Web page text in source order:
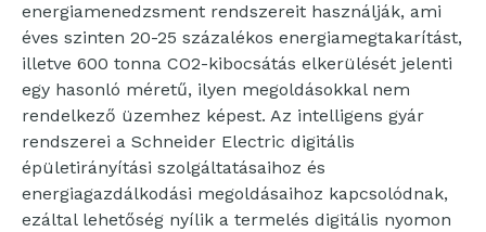
energiamenedzsment rendszereit használják, ami
éves szinten 20-25 százalékos energiamegtakarítást,
illetve 600 tonna CO2-kibocsátás elkerülését jelenti
egy hasonló méretű, ilyen megoldásokkal nem
rendelkező üzemhez képest. Az intelligens gyár
rendszerei a Schneider Electric digitális
épületirányítási szolgáltatásaihoz és
energiagazdálkodási megoldásaihoz kapcsolódnak,
ezáltal lehetőség nyílik a termelés digitális nyomon